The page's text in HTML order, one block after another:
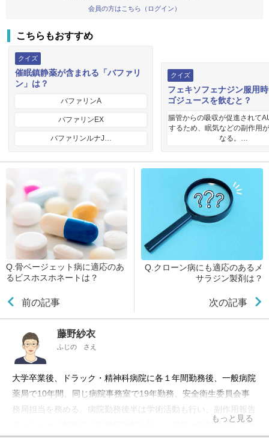
会員の方はこちら（ログイン）
こちらもおすすめ
クイズ
催眠鎮静薬が含まれる「バファリ
ン」は？
バファリンA
バファリンEX
バファリンルナJ…
クイズ
フェキソフェナジン服用
ゴジュースを飲むと？
腸管からの吸収が促進されて
するため、眠気などの副作用
なる。…
Q.骨ベージェット病に適応のあ
るビスホスホネートは？
前の記事
Q.クローン病にも適応のあるメ
サラジン製剤は？
次の記事
藤野紗衣
ふじの さえ
大学卒業後、ドラック・精神科病院に各１年間勤務後、一般病院
薬局で10年間、同じ病院事務室で19年勤務、安全衛生委員会事
務局担当を務める。病院勤務後半は学術活動も行い、副作用報告
データベース解析などの研究活動も行う。現在は薬剤師ライター
もっと見る